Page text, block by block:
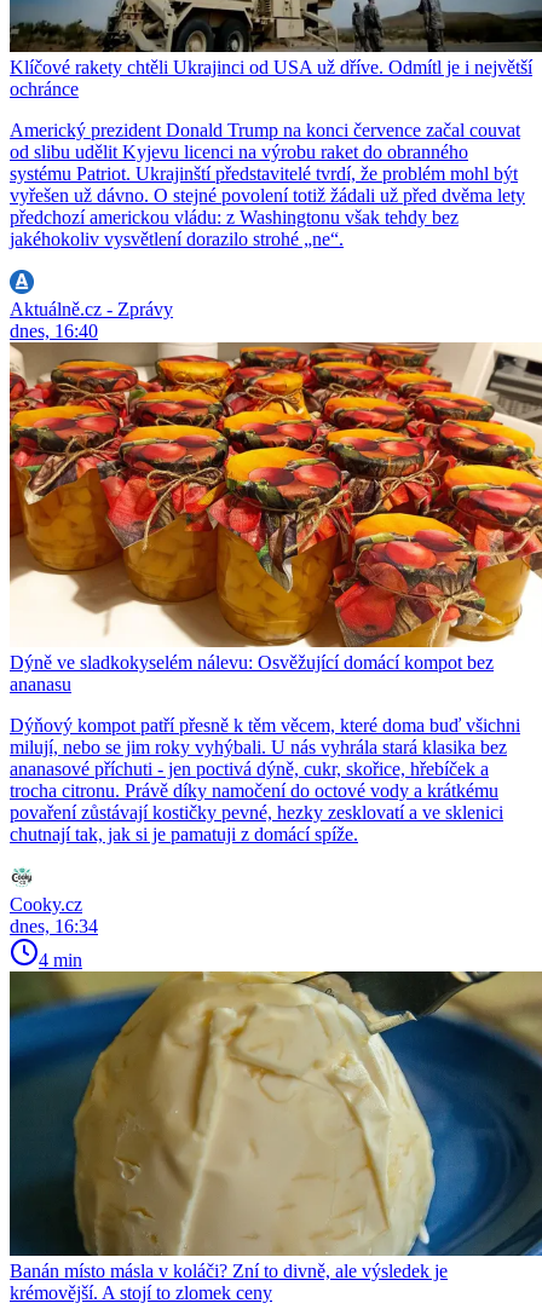
Klíčové rakety chtěli Ukrajinci od USA už dříve. Odmítl je i největší
ochránce
Americký prezident Donald Trump na konci července začal couvat
od slibu udělit Kyjevu licenci na výrobu raket do obranného
systému Patriot. Ukrajinští představitelé tvrdí, že problém mohl být
vyřešen už dávno. O stejné povolení totiž žádali už před dvěma lety
předchozí americkou vládu: z Washingtonu však tehdy bez
jakéhokoliv vysvětlení dorazilo strohé „ne“.
Aktuálně.cz - Zprávy
dnes, 16:40
Dýně ve sladkokyselém nálevu: Osvěžující domácí kompot bez
ananasu
Dýňový kompot patří přesně k těm věcem, které doma buď všichni
milují, nebo se jim roky vyhýbali. U nás vyhrála stará klasika bez
ananasové příchuti - jen poctivá dýně, cukr, skořice, hřebíček a
trocha citronu. Právě díky namočení do octové vody a krátkému
povaření zůstávají kostičky pevné, hezky zesklovatí a ve sklenici
chutnají tak, jak si je pamatuji z domácí spíže.
Cooky.cz
dnes, 16:34
4 min
Banán místo másla v koláči? Zní to divně, ale výsledek je
krémovější. A stojí to zlomek ceny